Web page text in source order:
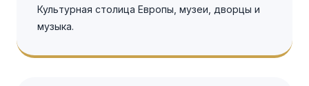
Культурная столица Европы, музеи, дворцы и
музыка.